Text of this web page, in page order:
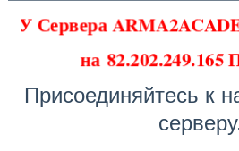
У Сервера
на82.202.249.165
Присоединяйтесь к